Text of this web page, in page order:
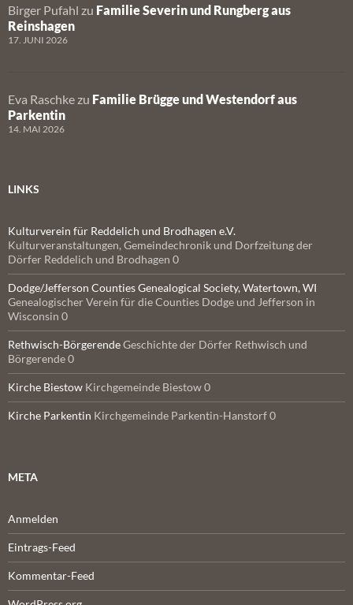
Birger Pufahl zu Familie Severin und Rungberg aus
Reinshagen
17. JUNI 2026
Eva Raschke zu Familie Brügge und Westendorf aus
Parkentin
14. MAI 2026
LINKS
Kulturverein für Reddelich und Brodhagen e.V.
Kulturveranstaltungen, Gemeindechronik und Dorfzeitung der
Dörfer Reddelich und Brodhagen 0
Dodge/Jefferson Counties Genealogical Society, Watertown, WI
Genealogischer Verein für die Counties Dodge und Jefferson in
Wisconsin 0
Rethwisch-BörgerendeGeschichte der Dörfer Rethwisch und
Börgerende 0
Kirche Biestow Kirchgemeinde Biestow 0
Kirche Parkentin Kirchgemeinde Parkentin-Hanstorf 0
META
Anmelden
Eintrags-Feed
Kommentar-Feed